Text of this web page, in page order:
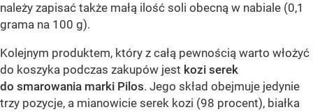
należy zapisać także małą ilość soli obecną w nabiale (0,1
grama na 100 g).
Kolejnym produktem, który z całą pewnością warto włożyć
do koszyka podczas zakupów jest kozi serek
do smarowania marki Pilos. Jego skład obejmuje jedynie
trzy pozycje, a mianowicie serek kozi (98 procent), białka